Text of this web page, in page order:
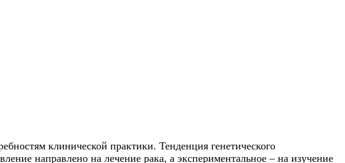
клинической практики. Тенденция генетического
направлено на лечение рака, а экспериментальное – на изучение